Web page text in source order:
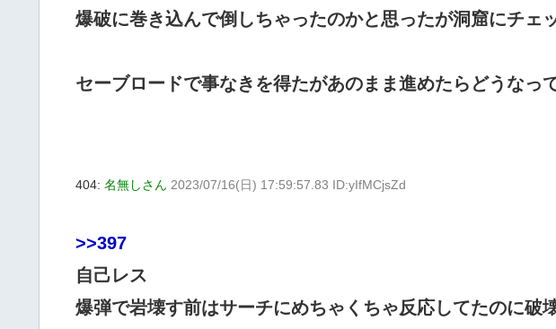
爆破に巻き込んで倒しちゃったのかと思ったが洞窟にチェ
セーブロードで事なきを得たがあのまま進めたらどうなっ
404: 名無しさん 2023/07/16(日) 17:59:57.83 ID:yIfMCjsZd
>>397
自己レス
爆弾で岩壊す前はサーチにめちゃくちゃ反応してたのに破